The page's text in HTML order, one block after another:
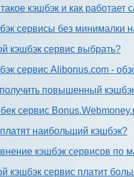
кэшбэк и как работает
сервисы без минималки
кэшбэк сервис выбрать?
сервис Alibonus.com -
получить повышенный
сервис
наибольший кэшбэк?
кэшбэк сервисов по
кэшбэк сервис платит